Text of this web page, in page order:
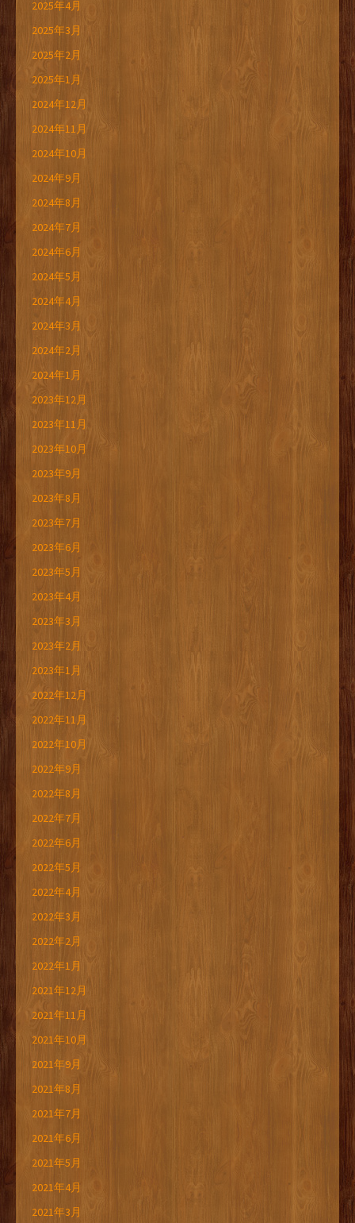
2025年4月
2025年3月
2025年2月
2025年1月
2024年12月
2024年11月
2024年10月
2024年9月
2024年8月
2024年7月
2024年6月
2024年5月
2024年4月
2024年3月
2024年2月
2024年1月
2023年12月
2023年11月
2023年10月
2023年9月
2023年8月
2023年7月
2023年6月
2023年5月
2023年4月
2023年3月
2023年2月
2023年1月
2022年12月
2022年11月
2022年10月
2022年9月
2022年8月
2022年7月
2022年6月
2022年5月
2022年4月
2022年3月
2022年2月
2022年1月
2021年12月
2021年11月
2021年10月
2021年9月
2021年8月
2021年7月
2021年6月
2021年5月
2021年4月
2021年3月